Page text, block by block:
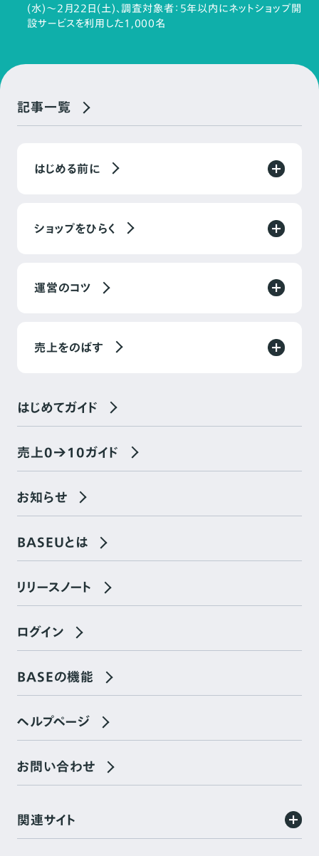
(水)～2月22日(土)、調査対象者：5年以内にネットショップ開
設サービスを利用した1,000名
記事一覧
はじめる前に
ショップをひらく
運営のコツ
売上をのばす
はじめてガイド
売上0→10ガイド
お知らせ
BASEUとは
リリースノート
ログイン
BASEの機能
ヘルプページ
お問い合わせ
関連サイト